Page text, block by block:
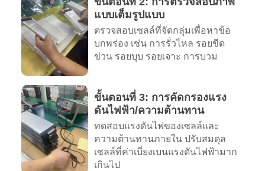
แบบเต็มรูปแบบ
ตรวจสอบเซลล์ที่จัดกลุ่มเพื่อหาข้อ
บกพร่อง เช่น การรั่วไหล รอยขีด
ข่วน รอยบุบ รอยเจาะ การบวม
ขั้นตอนที่ 3: การคัดกรองแรง
ดันไฟฟ้า/ความต้านทาน
ทดสอบแรงดันไฟของเซลล์และ
ความต้านทานภายใน ปรับสมดุล
เซลล์ที่ค่าเบี่ยงเบนแรงดันไฟฟ้ามาก
เกินไป